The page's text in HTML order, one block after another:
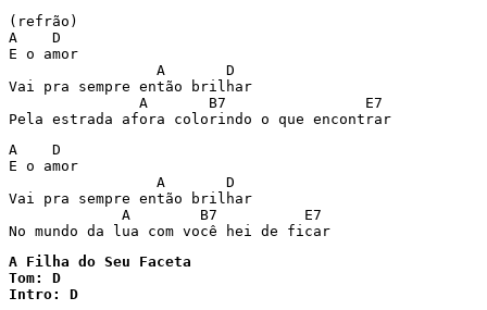
(refrão)
A    D
E o amor
                 A       D
Vai pra sempre então brilhar
               A       B7                E7
Pela estrada afora colorindo o que encontrar
A    D
E o amor
                 A       D
Vai pra sempre então brilhar
             A        B7          E7
No mundo da lua com você hei de ficar
A Filha do Seu Faceta
Tom: D
Intro: D